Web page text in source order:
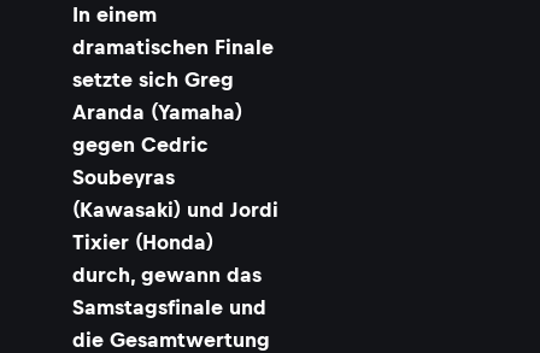
In einem
dramatischen Finale
setzte sich Greg
Aranda (Yamaha)
gegen Cedric
Soubeyras
(Kawasaki) und Jordi
Tixier (Honda)
durch, gewann das
Samstagsfinale und
die Gesamtwertung